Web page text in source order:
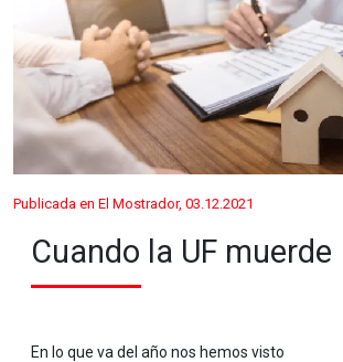
Publicada en El Mostrador, 03.12.2021
Cuando la UF muerde
En lo que va del año nos hemos visto